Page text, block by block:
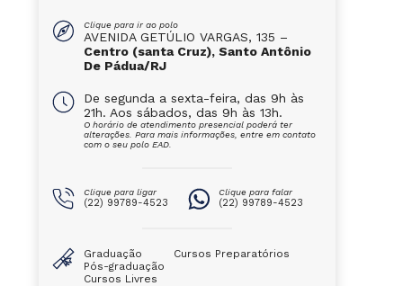
Clique para ir ao polo
AVENIDA GETÚLIO VARGAS, 135 –
Centro (santa Cruz), Santo Antônio
De Pádua/RJ
De segunda a sexta-feira, das 9h às
21h. Aos sábados, das 9h às 13h.
O horário de atendimento presencial poderá ter
alterações. Para mais informações, entre em contato
com o seu polo EAD.
Clique para ligar
(22) 99789-4523
Clique para falar
(22) 99789-4523
Graduação
Pós-graduação
Cursos Livres
Cursos Preparatórios